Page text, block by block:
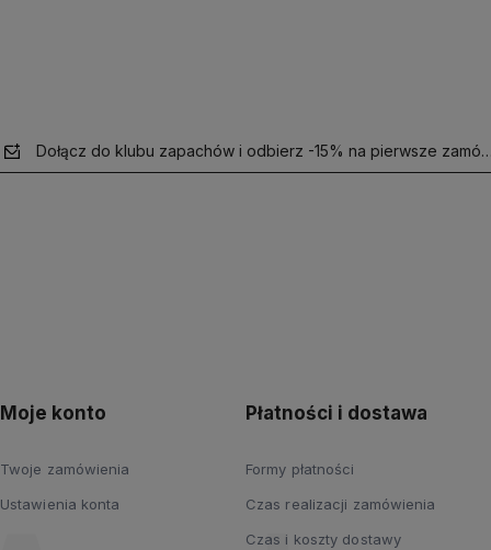
Dołącz do klubu zapachów i odbierz -15% na pierwsze
Moje konto
Twoje zamówienia
Ustawienia konta
Płatności i dostawa
Formy płatności
Czas realizacji zamówienia
Czas i koszty dostawy